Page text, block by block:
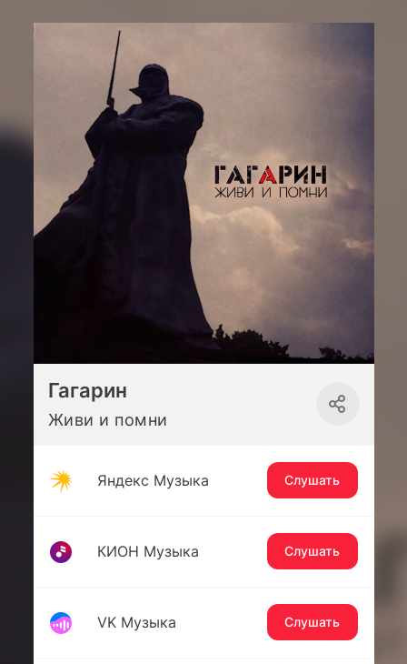
Гагарин
Живи и помни
Яндекс Музыка Слушать
КИОН Музыка Слушать
VK Музыка Слушать